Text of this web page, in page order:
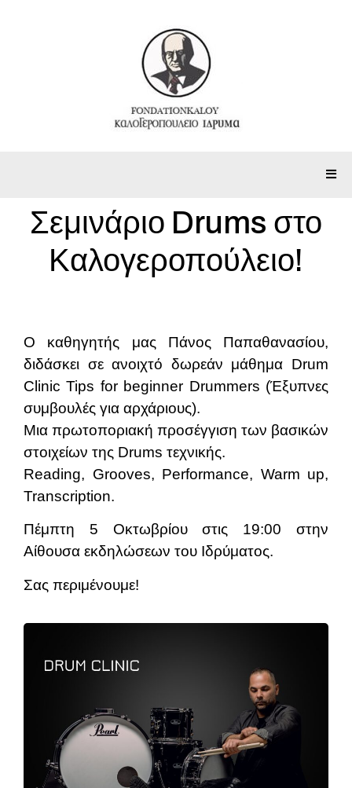
Σεμινάριο Drums στο
Καλογεροπούλειο!
Ο καθηγητής μας Πάνος Παπαθανασίου,
διδάσκει σε ανοιχτό δωρεάν μάθημα Drum
Clinic Tips for beginner Drummers (Έξυπνες
συμβουλές για αρχάριους).
Μια πρωτοποριακή προσέγγιση των βασικών
στοιχείων της Drums τεχνικής.
Reading, Grooves, Performance, Warm up,
Transcription.
Πέμπτη 5 Οκτωβρίου στις 19:00 στην
Αίθουσα εκδηλώσεων του Ιδρύματος.
Σας περιμένουμε!